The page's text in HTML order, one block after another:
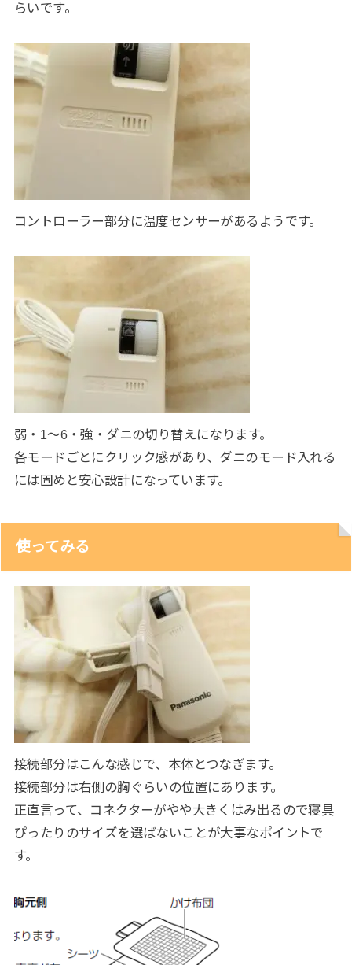
らいです。
コントローラー部分に温度センサーがあるようです。
弱・1～6・強・ダニの切り替えになります。
各モードごとにクリック感があり、ダニのモード入れる
には固めと安心設計になっています。
使ってみる
接続部分はこんな感じで、本体とつなぎます。
接続部分は右側の胸ぐらいの位置にあります。
正直言って、コネクターがやや大きくはみ出るので寝具
ぴったりのサイズを選ばないことが大事なポイントで
す。